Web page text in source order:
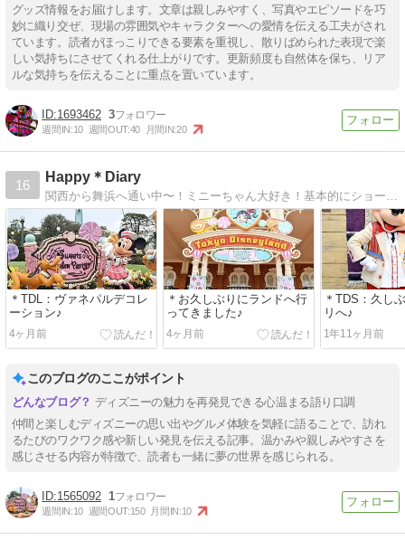
グッズ情報をお届けします。文章は親しみやすく、写真やエピソードを巧
妙に織り交ぜ、現場の雰囲気やキャラクターへの愛情を伝える工夫がされ
ています。読者がほっこりできる要素を重視し、散りばめられた表現で楽
しい気持ちにさせてくれる仕上がりです。更新頻度も自然体を保ち、リア
ルな気持ちを伝えることに重点を置いています。
1693462 3
週間IN:10 週間OUT:40 月間IN:20
16
Happy＊Diary
＊TDL：ヴァネパルデコレ
ーション♪
4ヶ月前
＊お久しぶりにランドへ行
ってきました♪
4ヶ月前
＊TDS：久し
リへ♪
1年11ヶ月前
このブログのここがポイント
ディズニーの魅力を再発見できる心温まる語り口調
仲間と楽しむディズニーの思い出やグルメ体験を気軽に語ることで、訪れ
るたびのワクワク感や新しい発見を伝える記事。温かみや親しみやすさを
感じさせる内容が特徴で、読者も一緒に夢の世界を感じられる。
1565092 1
週間IN:10 週間OUT:150 月間IN:10